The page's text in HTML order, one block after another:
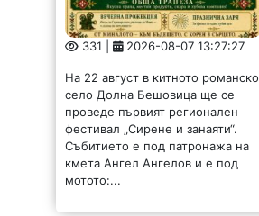
331 | 2026-08-07 13:27:27
На 22 август в китното романско
село Долна Бешовица ще се
проведе първият регионален
фестивал „Сирене и занаяти“.
Събитието е под патронажа на
кмета Ангел Ангелов и е под
мотото:...